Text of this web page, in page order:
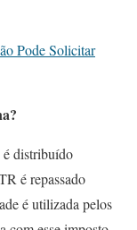
Pode Solicitar
distribuído
é repassado
é utilizada pelos